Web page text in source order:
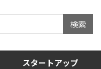
検索
スタートアップ